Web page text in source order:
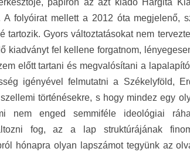
papíron az azt kiadó Hargita
folyóirat mellett a 2012 óta megjelenő,
Gyors változtatásokat nem
kiadványt fel kellene forgatnom,
előtt tartani és megvalósítani a
igényével felmutatni a Székelyföld,
történésekre, s hogy mindez egy
nem enged semmiféle ideológiai
fog, az a lap struktúrájának
hónapra olyan lapszámot tegyünk az